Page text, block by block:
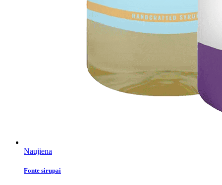
Naujiena
Fonte sirupai